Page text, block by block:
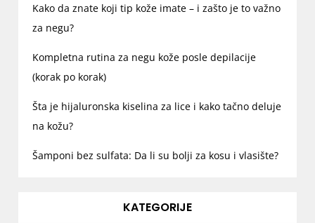
n
k
a
Kako da znate koji tip kože imate – i zašto je to važno
za negu?
Kompletna rutina za negu kože posle depilacije
(korak po korak)
Šta je hijaluronska kiselina za lice i kako tačno deluje
na kožu?
Šamponi bez sulfata: Da li su bolji za kosu i vlasište?
KATEGORIJE